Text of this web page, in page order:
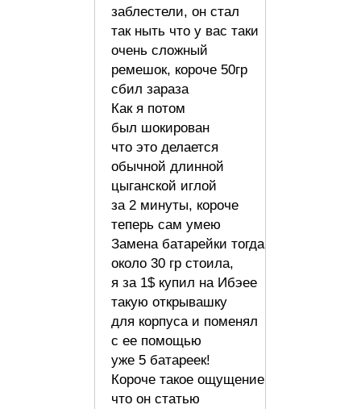
заблестели, он стал
так ныть что у вас таки
очень сложный
ремешок, короче 50гр
сбил зараза
Как я потом
был шокирован
что это делается
обычной длинной
цыганской иглой
за 2 минуты, короче
теперь сам умею
Замена батарейки тогда
около 30 гр стоила,
я за 1$ купил на Ибэее
такую открывашку
для корпуса и поменял
с ее помощью
уже 5 батареек!
Короче такое ощущение
что он статью